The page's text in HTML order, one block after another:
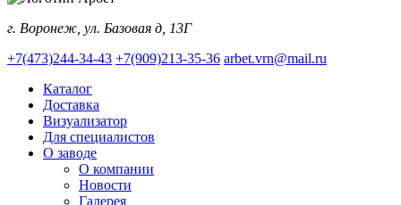
г. Воронеж, ул. Базовая д, 13Г
+7(473)244-34-43 +7(909)213-35-36 arbet.vrn@mail.ru
Каталог
Доставка
Визуализатор
Для специалистов
О заводе
О компании
Новости
Галерея